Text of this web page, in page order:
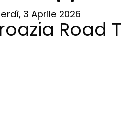
3 Aprile 2026
Road